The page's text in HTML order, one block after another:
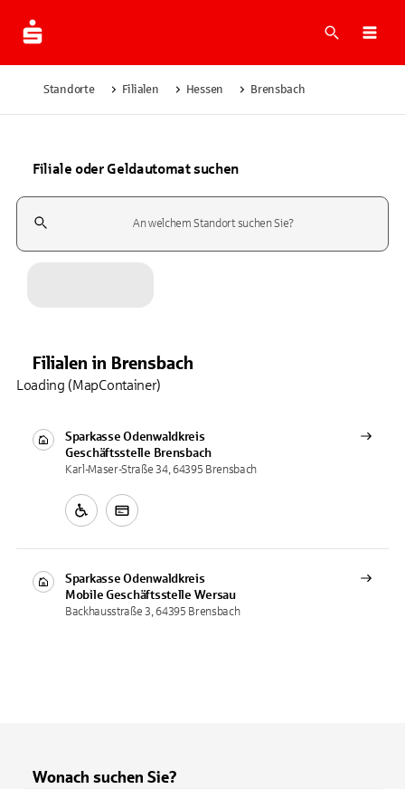
Suche
Standorte Filialen Hessen Brensbach
Filiale oder Geldautomat suchen
Suchfeld
Filialen in Brensbach
Sparkasse Odenwaldkreis
Geschäftsstelle Brensbach
Karl-Maser-Straße 34, 64395 Brensbach
Sparkasse Odenwaldkreis
Mobile Geschäftsstelle Wersau
Backhausstraße 3, 64395 Brensbach
Loading (MapContainer)
Wonach suchen Sie?